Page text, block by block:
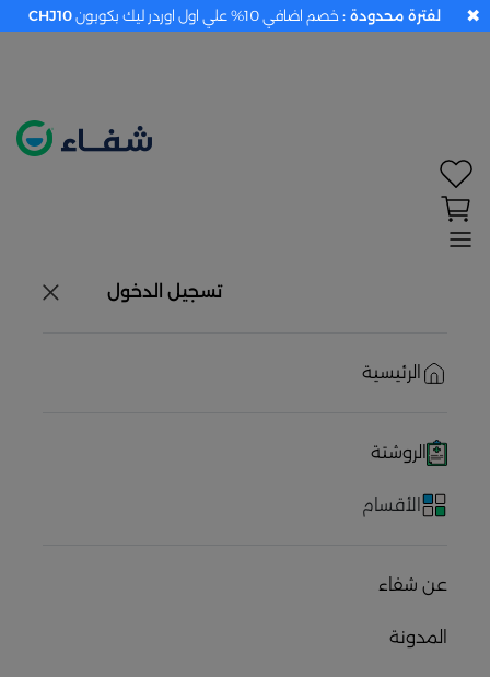
تسجيل الدخول
الرئيسية
الروشتة
الأقسام
عن شفاء
المدونة
لفترة محدودة : خصم اضافي 10% علي اول اوردر ليك بكوبون CHJ10 ✖